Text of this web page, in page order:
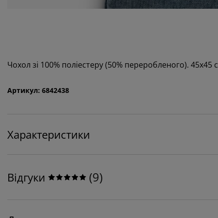
Чохол зі 100% поліестеру (50% переробленого). 45х45
Артикул: 6842438
Характеристики
Відгуки (9)